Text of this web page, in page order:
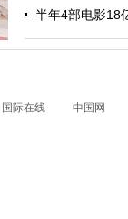
半年4部电影18
国际在线 中国网